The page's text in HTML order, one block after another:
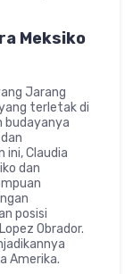
Meksiko
Jarang
terletak di
budayanya
ini, Claudia
dan
posisi
Obrador.
Amerika.